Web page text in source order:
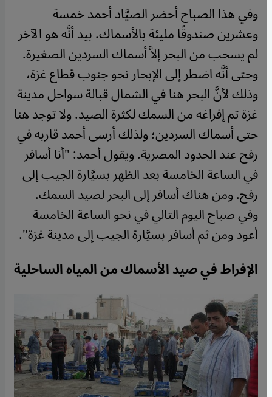
وفي هذا الصباح أحضر الصيَّاد أحمد خمسة
وعشرين صندوقًا مليئة بالأسماك. بيد أنَّه هو الآخر
لم يسحب من البحر إلاَّ أسماك السردين الصغيرة.
وحتى أنَّه اضطر إلى الإبحار نحو جنوب قطاع غزة،
وذلك لأنَّ البحر هنا في الشمال قبالة سواحل مدينة
غزة تم إفراغه من السمك لكثرة الصيد. ولا توجد هنا
حتى أسماك السردين؛ ولذلك أرسى أحمد قاربه في
رفح عند الحدود المصرية. ويقول أحمد: "أنا أسافر
في الساعة الخامسة بعد الظهر بسيَّارة الجيب إلى
رفح. ومن هناك أسافر إلى البحر لصيد السمك.
وفي صباح اليوم التالي في نحو الساعة الخامسة
أعود ومن ثم أسافر بسيَّارة الجيب إلى مدينة غزة".
الإفراط في صيد الأسماك من المياه الساحلية